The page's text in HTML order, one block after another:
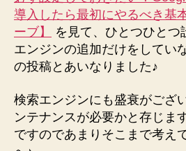
導入したら最初にやるべき基
ーブ】
を見て、ひとつひとつ
エンジンの追加だけをしてい
の投稿とあいなりました♪
検索エンジンにも盛衰がござ
ンテナンスが必要かと存じま
ですのであまりそこまで考え